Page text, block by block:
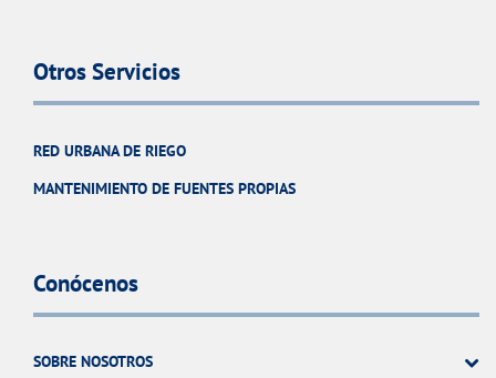
Otros Servicios
RED URBANA DE RIEGO
MANTENIMIENTO DE FUENTES PROPIAS
Conócenos
SOBRE NOSOTROS